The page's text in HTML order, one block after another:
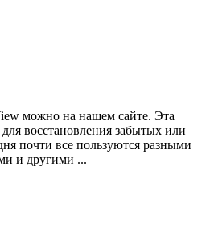
можно на нашем сайте. Эта
восстановления забытых или
почти все пользуются разными
и другими ...